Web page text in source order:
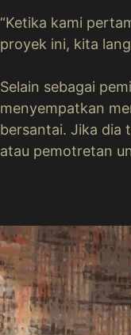
“Ketika kami
proyek ini, kita
Selain sebagai
menyempatkan
bersantai. Jika dia
atau pemotretan